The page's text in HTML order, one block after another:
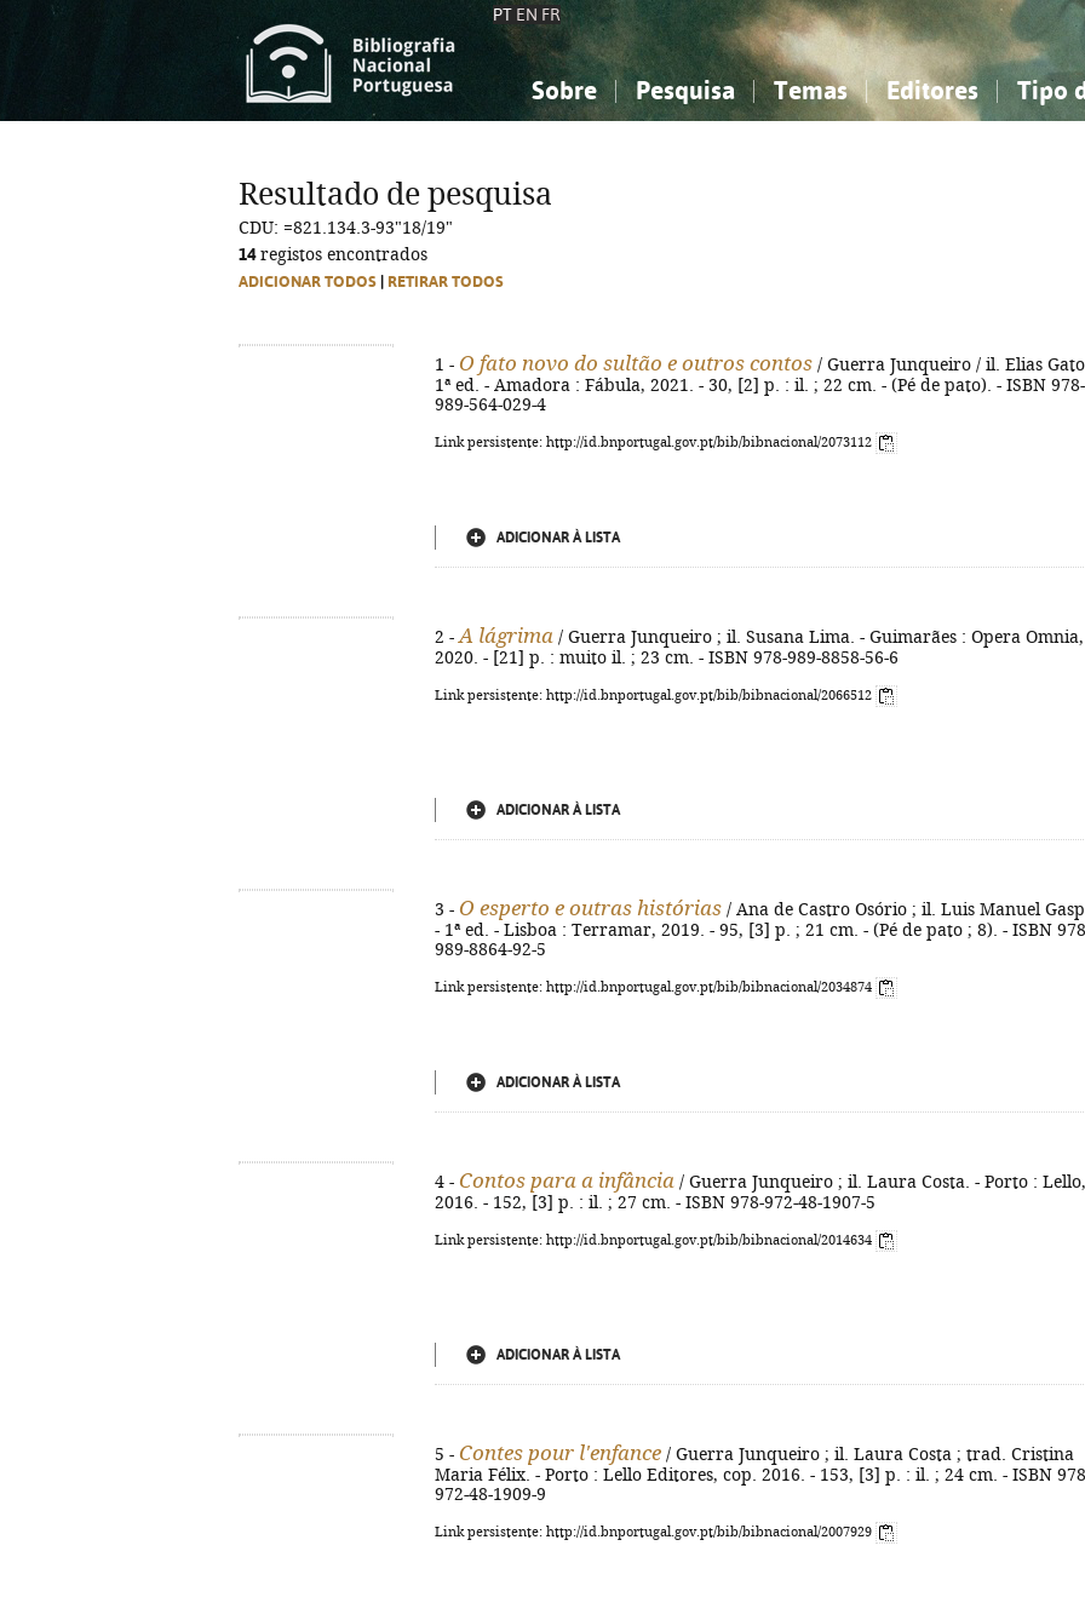
PT EN FR
Sobre Pesquisa Temas
Ciências sociais...
Editores Tipo
Ciências sociais...
Resultado de pesquisa
CDU: =821.134.3-93"18/19"
14registos encontrados
ADICIONAR TODOS RETIRAR TODOS
1 - O fato novo do sultão e outros contos / Guerra Junqueiro / il. Elias
1ª ed. - Amadora : Fábula, 2021. - 30, [2] p. : il. ; 22 cm. - (Pé de pato). - ISBN 978-
989-564-029-4
Link persistente: http://id.bnportugal.gov.pt/bib/bibnacional/2073112
ADICIONAR À LISTA
2 - A lágrima / Guerra Junqueiro ; il. Susana Lima. - Guimarães : Opera Omnia,
2020. - [21] p. : muito il. ; 23 cm. - ISBN 978-989-8858-56-6
Link persistente: http://id.bnportugal.gov.pt/bib/bibnacional/2066512
ADICIONAR À LISTA
3 - O esperto e outras histórias / Ana de Castro Osório ; il. Luis Manuel
- 1ª ed. - Lisboa : Terramar, 2019. - 95, [3] p. ; 21 cm. - (Pé de pato ; 8). - ISBN
989-8864-92-5
Link persistente: http://id.bnportugal.gov.pt/bib/bibnacional/2034874
ADICIONAR À LISTA
4 - Contos para a infância / Guerra Junqueiro ; il. Laura Costa. - Porto : Lello,
2016. - 152, [3] p. : il. ; 27 cm. - ISBN 978-972-48-1907-5
Link persistente: http://id.bnportugal.gov.pt/bib/bibnacional/2014634
ADICIONAR À LISTA
5 - Contes pour l'enfance / Guerra Junqueiro ; il. Laura Costa ; trad. Cristina
Maria Félix. - Porto : Lello Editores, cop. 2016. - 153, [3] p. : il. ; 24 cm. - ISBN
972-48-1909-9
Link persistente: http://id.bnportugal.gov.pt/bib/bibnacional/2007929